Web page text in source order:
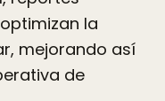
la
mejorando así
de